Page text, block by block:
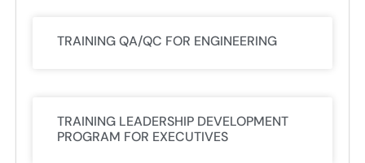
TRAINING QA/QC FOR ENGINEERING
TRAINING LEADERSHIP DEVELOPMENT
PROGRAM FOR EXECUTIVES